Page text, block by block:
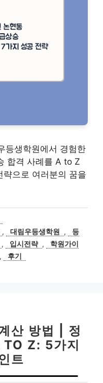
등생학원에서 경험한
합격 사례를 A to Z
략으로 여러분의 꿈을
, 대림우등생학원 ,
등
, 입시전략 ,
학원가이
, 후기
산 방법 | 정
Z: 5가지
트